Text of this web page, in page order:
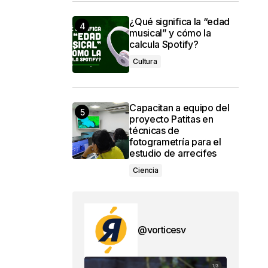
¿Qué significa la “edad
musical” y cómo la
calcula Spotify?
Cultura
Capacitan a equipo del
proyecto Patitas en
técnicas de
fotogrametría para el
estudio de arrecifes
Ciencia
@vorticesv